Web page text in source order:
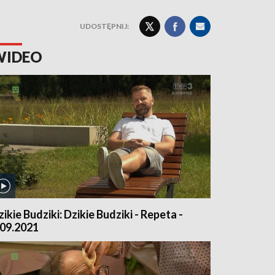
UDOSTĘPNIJ:
Budziki: Dzikie Budziki - Repeta -